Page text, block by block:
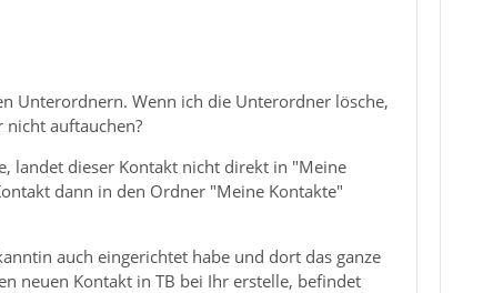
Unterordnern. Wenn ich die Unterordner lösche,
nicht auftauchen?
landet dieser Kontakt nicht direkt in "Meine
dann in den Ordner "Meine Kontakte"
auch eingerichtet habe und dort das ganze
neuen Kontakt in TB bei Ihr erstelle, befindet